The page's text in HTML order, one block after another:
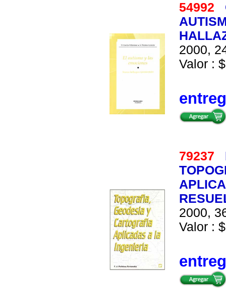
54992
2000,
Valor :
79237
2000,
Valor :